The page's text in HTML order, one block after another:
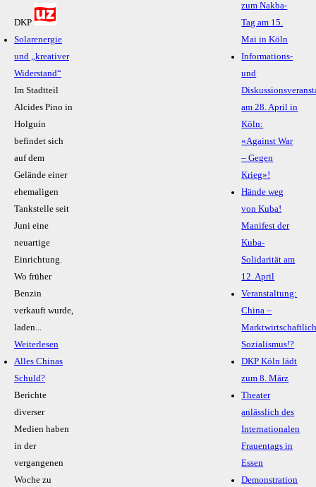
DKP
Solarenergie
und „kreativer
Widerstand“
Im Stadtteil
Alcides Pino in
Holguín
befindet sich
auf dem
Gelände einer
ehemaligen
Tankstelle seit
Juni eine
neuartige
Einrichtung.
Wo früher
Benzin
verkauft wurde,
laden...
Weiterlesen
Alles Chinas
Schuld?
Berichte
diverser
Medien haben
in der
vergangenen
Woche zu
zum Nakba-
Tag am 15.
Mai in Köln
Informations-
und
am 28. April in
Köln:
«Against War
– Gegen
Krieg»!
Hände weg
von Kuba!
Manifest der
Kuba-
Solidarität am
12. April
Veranstaltung:
China –
Sozialismus!?
DKP Köln lädt
zum 8. März
Theater
anlässlich des
Internationalen
Frauentags in
Essen
Demonstration